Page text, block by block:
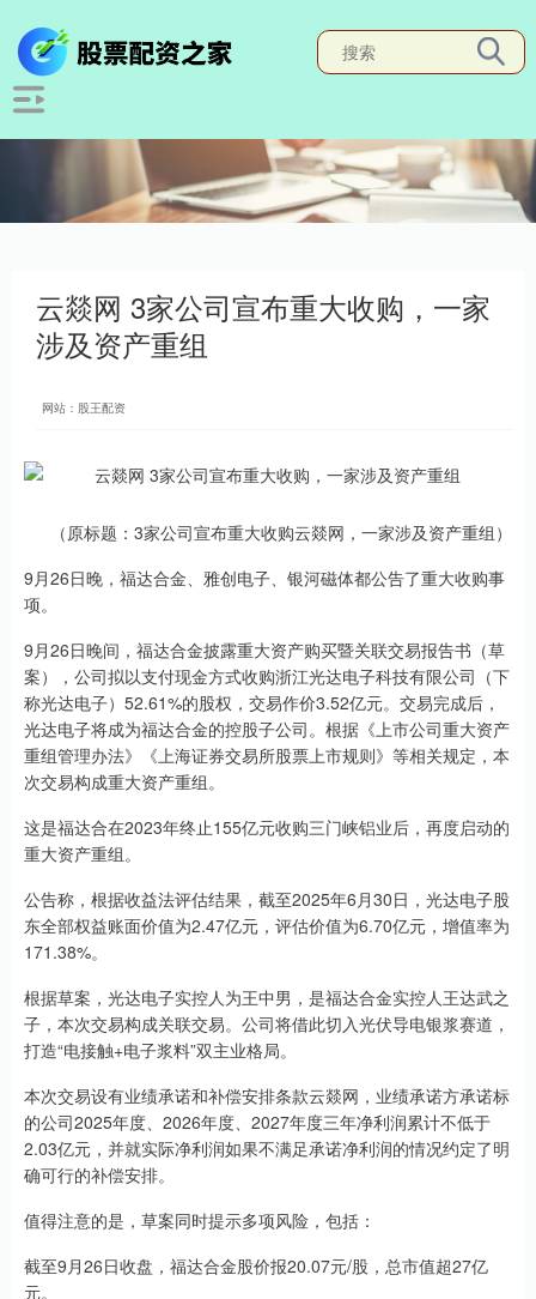
云燚网 3家公司宣布重大收购，一家
涉及资产重组
网站：股王配资
（原标题：3家公司宣布重大收购云燚网，一家涉及资产重组）
9月26日晚，福达合金、雅创电子、银河磁体都公告了重大收购事
项。
9月26日晚间，福达合金披露重大资产购买暨关联交易报告书（草
案），公司拟以支付现金方式收购浙江光达电子科技有限公司（下
称光达电子）52.61%的股权，交易作价3.52亿元。交易完成后，
光达电子将成为福达合金的控股子公司。根据《上市公司重大资产
重组管理办法》《上海证券交易所股票上市规则》等相关规定，本
次交易构成重大资产重组。
这是福达合在2023年终止155亿元收购三门峡铝业后，再度启动的
重大资产重组。
公告称，根据收益法评估结果，截至2025年6月30日，光达电子股
东全部权益账面价值为2.47亿元，评估价值为6.70亿元，增值率为
171.38%。
根据草案，光达电子实控人为王中男，是福达合金实控人王达武之
子，本次交易构成关联交易。公司将借此切入光伏导电银浆赛道，
打造“电接触+电子浆料”双主业格局。
本次交易设有业绩承诺和补偿安排条款云燚网，业绩承诺方承诺标
的公司2025年度、2026年度、2027年度三年净利润累计不低于
2.03亿元，并就实际净利润如果不满足承诺净利润的情况约定了明
确可行的补偿安排。
值得注意的是，草案同时提示多项风险，包括：
截至9月26日收盘，福达合金股价报20.07元/股，总市值超27亿
元。